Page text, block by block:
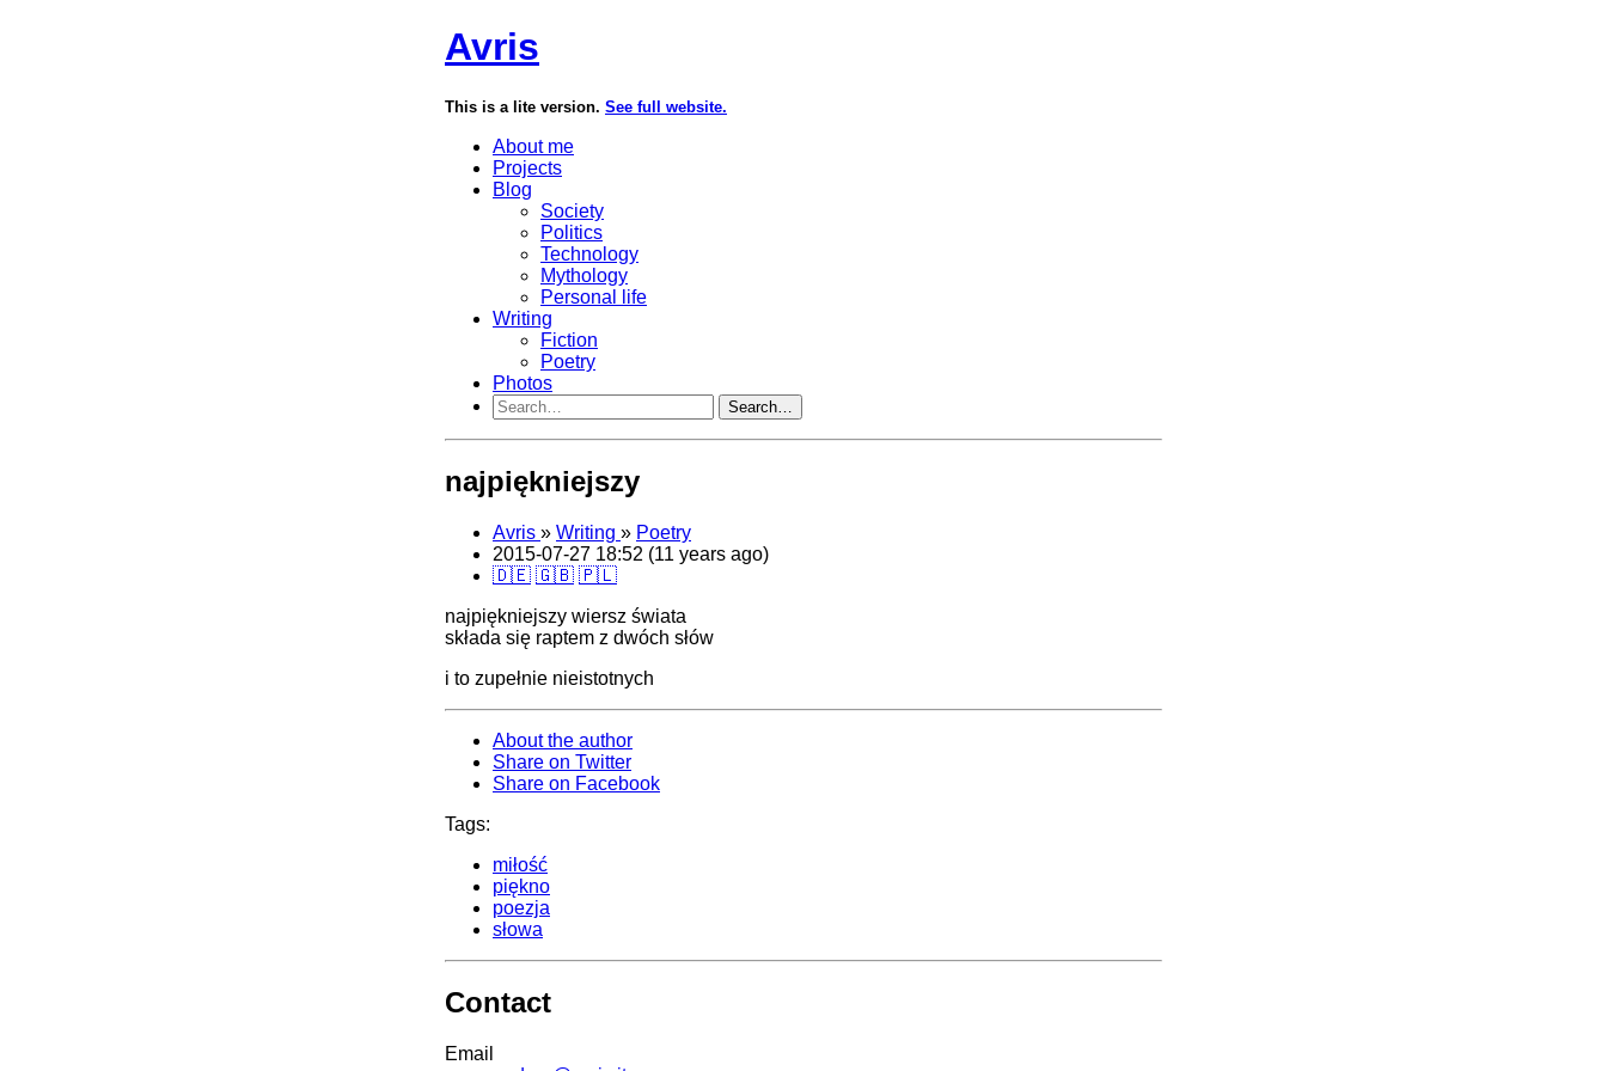
Avris
This is a lite version. See full website.
About me
Projects
Blog
Society
Politics
Technology
Mythology
Personal life
Writing
Fiction
Poetry
Photos
Search…
najpiękniejszy
Avris » Writing » Poetry
2015-07-27 18:52 (11 years ago)
🇩🇪 🇬🇧 🇵🇱
najpiękniejszy wiersz świata
składa się raptem z dwóch słów
i to zupełnie nieistotnych
About the author
Share on Twitter
Share on Facebook
Tags:
miłość
piękno
poezja
słowa
Contact
Email